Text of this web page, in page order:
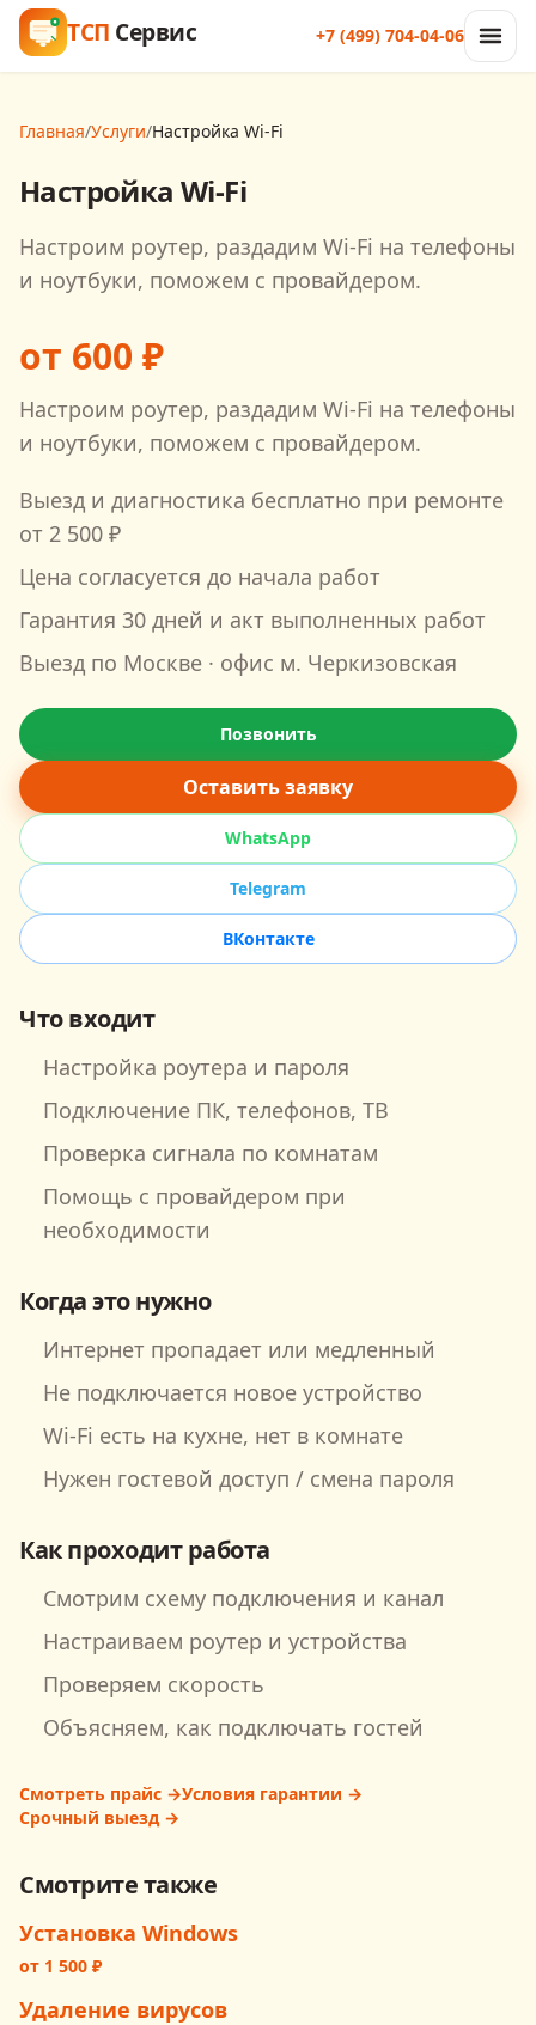
ТСП Сервис +7 (499) 704-04-06
Главная/Услуги/Настройка Wi‑Fi
Настройка Wi‑Fi
Настроим роутер, раздадим Wi‑Fi на телефоны
и ноутбуки, поможем с провайдером.
от 600 ₽
Настроим роутер, раздадим Wi‑Fi на телефоны
и ноутбуки, поможем с провайдером.
Выезд и диагностика бесплатно при ремонте
от 2 500 ₽
Цена согласуется до начала работ
Гарантия 30 дней и акт выполненных работ
Выезд по Москве · офис м. Черкизовская
Позвонить
Оставить заявку
WhatsApp
Telegram
ВКонтакте
Что входит
Настройка роутера и пароля
Подключение ПК, телефонов, ТВ
Проверка сигнала по комнатам
Помощь с провайдером при
необходимости
Когда это нужно
Интернет пропадает или медленный
Не подключается новое устройство
Wi‑Fi есть на кухне, нет в комнате
Нужен гостевой доступ / смена пароля
Как проходит работа
Смотрим схему подключения и канал
Настраиваем роутер и устройства
Проверяем скорость
Объясняем, как подключать гостей
Смотреть прайс →Условия гарантии →
Срочный выезд →
Смотрите также
Установка Windows
от 1 500 ₽
Удаление вирусов